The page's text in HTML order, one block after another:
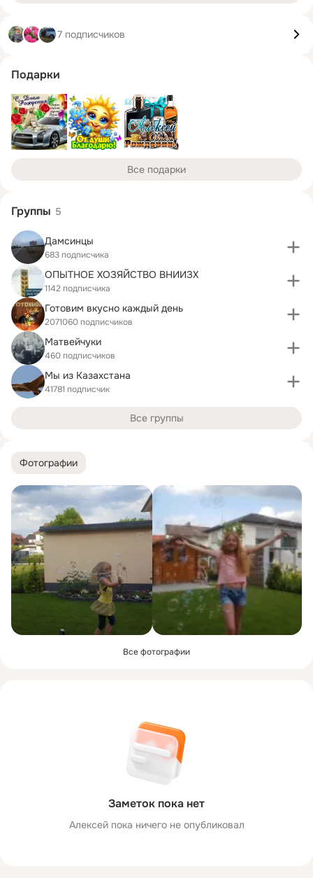
Фотографии
Все фотографии
Заметок пока нет
Aлексей пока ничего не опубликовал
7 подписчиков
Подарки
Все подарки
Группы 5
Дамсинцы
683 подписчика
ОПЫТНОЕ ХОЗЯЙСТВО ВНИИЗХ
1142 подписчика
Готовим вкусно каждый день
2071060 подписчиков
Матвейчуки
460 подписчиков
Мы из Казахстана
41781 подписчик
Все группы